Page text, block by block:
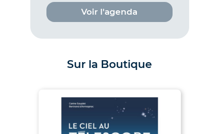
Voir l'agenda
Sur la Boutique